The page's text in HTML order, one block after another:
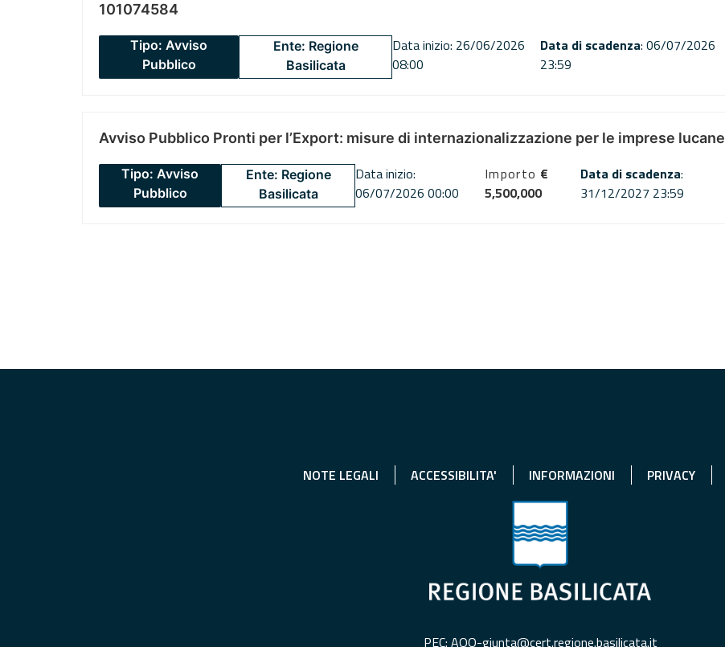
101074584
Tipo: Avviso
Pubblico
Ente: Regione
Basilicata
Data inizio: 26/06/2026
08:00
Data di scadenza: 06/07/2026
23:59
Avviso Pubblico Pronti per l’Export: misure di internazionalizzazione per le imprese lucane
Tipo: Avviso
Pubblico
Ente: Regione
Basilicata
Data inizio:
06/07/2026 00:00
Importo €
5,500,000
Data di scadenza:
31/12/2027 23:59
NOTE LEGALI ACCESSIBILITA' INFORMAZIONI PRIVACY
PEC: AOO-giunta@cert.regione.basilicata.it